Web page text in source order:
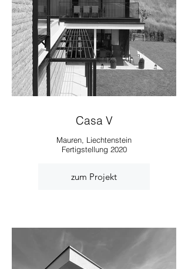
Casa V
Mauren, Liechtenstein
Fertigstellung 2020
zum Projekt